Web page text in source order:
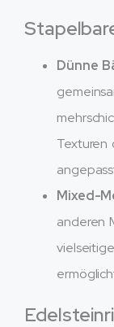
Dünne
Texturen
Mixed-
anderen